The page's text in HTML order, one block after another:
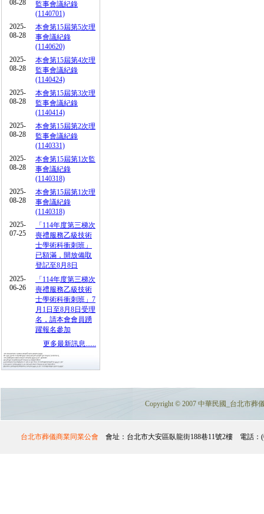
08-28
監事會議紀錄
(1140701)
2025-
08-28
本會第15屆第5次理
事會議紀錄
(1140620)
2025-
08-28
本會第15屆第4次理
監事會議紀錄
(1140424)
2025-
08-28
本會第15屆第3次理
監事會議紀錄
(1140414)
2025-
08-28
本會第15屆第2次理
監事會議紀錄
(1140331)
2025-
08-28
本會第15屆第1次監
事會議紀錄
(1140318)
2025-
08-28
本會第15屆第1次理
事會議紀錄
(1140318)
2025-
07-25
「114年度第三梯次
喪禮服務乙級技術
士學術科衝刺班」
已額滿，開放備取
登記至8月8日
2025-
06-26
「114年度第三梯次
喪禮服務乙級技術
士學術科衝刺班」7
月1日至8月8日受理
名，請本會會員踴
躍報名參加
更多最新訊息......
Copyright © 2007 中華民國_台北市
台北市葬儀商業同業公會 會址：台北市大安區臥龍街188巷11號2樓 電話：